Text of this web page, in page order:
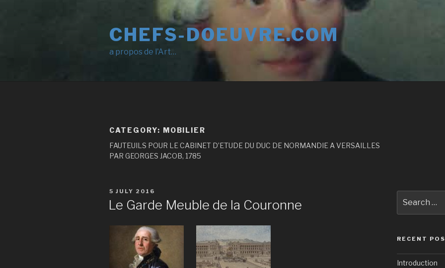
CHEFS-DOEUVRE.COM
a propos de l'Art…
CATEGORY: MOBILIER
FAUTEUILS POUR LE CABINET D’ETUDE DU DUC DE NORMANDIE A VERSAILLES
PAR GEORGES JACOB, 1785
POSTED
5 JULY 2016
Le Garde Meuble de la Couronne
for:
RECENT
Introduction